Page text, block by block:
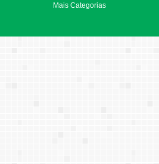
Mais Categorias